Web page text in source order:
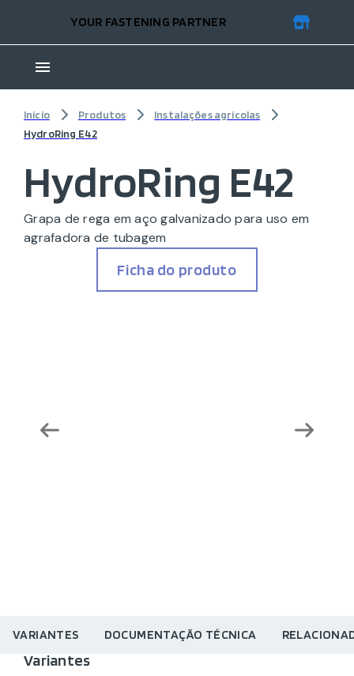
YOUR FASTENING PARTNER
Início Produtos
Instalações agrícolas
HydroRing E42
HydroRing E42
Grapa de rega em aço galvanizado para uso em
agrafadora de tubagem
Ficha do produto
VARIANTES DOCUMENTAÇÃO TÉCNICA
Variantes